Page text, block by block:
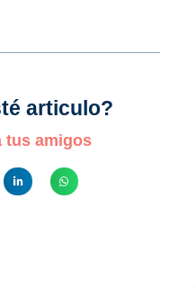
articulo?
tus amigos